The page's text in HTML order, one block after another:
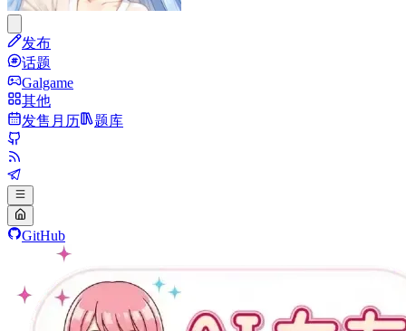
发布
话题
Galgame
其他
发售月历
题库
GitHub